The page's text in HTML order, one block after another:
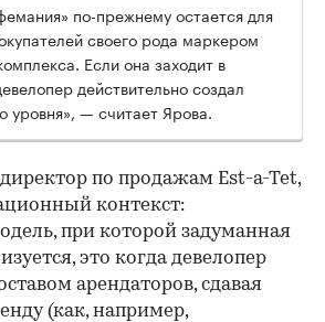
по-прежнему остается для
своего рода маркером
Если она заходит в
действительно создал
уровня», — считает Ярова.
по продажам Est-a-Tet,
контекст:
при которой задуманная
это когда девелопер
арендаторов, сдавая
(как, например,